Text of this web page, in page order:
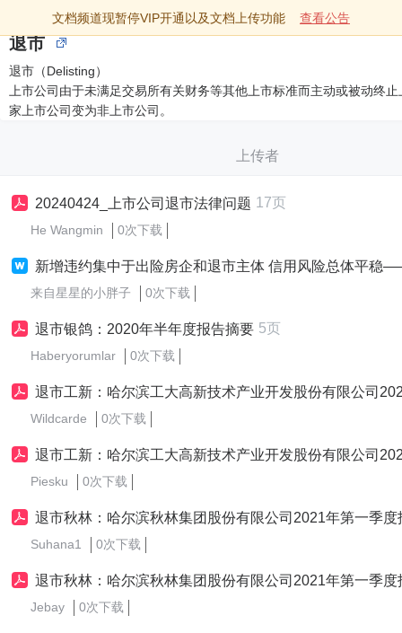
文档频道现暂停VIP开通以及文档上传功能 查看公告
退市
退市（Delisting）
上市公司由于未满足交易所有关财务等其他上市标准而主动或被动终
家上市公司变为非上市公司。
上传者
20240424_上市公司退市法律问题 17页
He Wangmin 0次下载
新增违约集中于出险房企和退市主体 信用风险总体平稳——2024年上半年债券市场信用
来自星星的小胖子 0次下载
退市银鸽：2020年半年度报告摘要 5页
Haberyorumlar 0次下载
退市工新：哈尔滨工大高新技术产业开发股份有限公司2021年第
Wildcarde 0次下载
退市工新：哈尔滨工大高新技术产业开发股份有限公司2021年第一
Piesku 0次下载
退市秋林：哈尔滨秋林集团股份有限公司2021年第一季度
Suhana1 0次下载
退市秋林：哈尔滨秋林集团股份有限公司2021年第一季度
Jebay 0次下载